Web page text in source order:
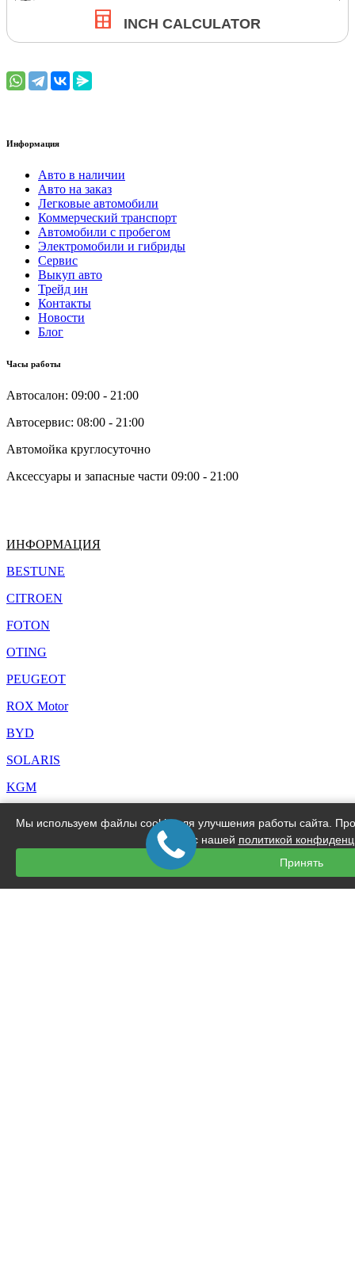
INCH CALCULATOR
Информация
Авто в наличии
Авто на заказ
Легковые автомобили
Коммерческий транспорт
Автомобили с пробегом
Электромобили и гибриды
Сервис
Выкуп авто
Трейд ин
Контакты
Новости
Блог
Часы работы
Автосалон: 09:00 - 21:00
Автосервис: 08:00 - 21:00
Автомойка круглосуточно
Аксессуары и запасные части 09:00 - 21:00
ИНФОРМАЦИЯ
BESTUNE
CITROEN
FOTON
OTING
PEUGEOT
ROX Motor
BYD
SOLARIS
KGM
Как нас найти?
г.Москва, ул.Рябиновая д.14
+7 (495) 280-77-77
Мы используем файлы cookie для улучшения работы сайта.
с нашей политикой
Принять